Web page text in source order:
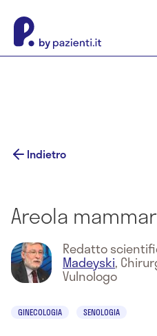
Indietro
Areola
Redatto
Madeyski,
Vulnologo
GINECOLOGIA SENOLOGIA